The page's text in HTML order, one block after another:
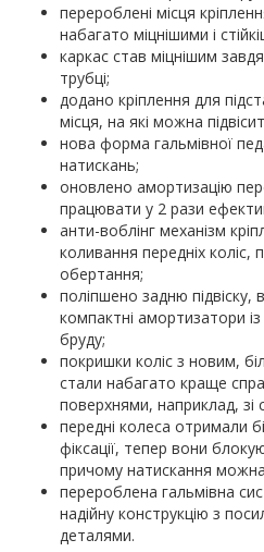
перероблені місця
набагато міцнішими і
каркас став міцнішим
трубці;
додано кріплення для
місця, на які можна
нова форма гальмівної
натискань;
оновлено амортизацію
працювати у 2 рази
анти-воблінг механізм
коливання передніх коліс,
обертання;
поліпшено задню підвіску,
компактні амортизатори
бруду;
покришки коліс з новим,
стали набагато краще
поверхнями, наприклад, зі
передні колеса отримали
фіксації, тепер вони
причому натискання
перероблена гальмівна
надійну конструкцію з
деталями.